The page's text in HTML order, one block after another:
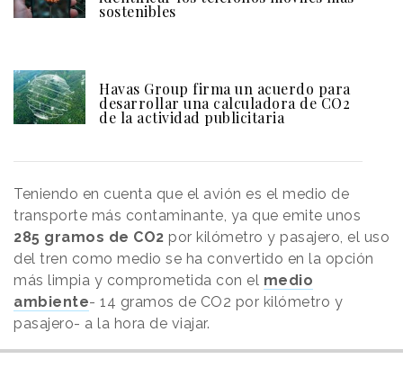
sostenibles
Havas Group firma un acuerdo para
desarrollar una calculadora de CO2
de la actividad publicitaria
Teniendo en cuenta que el avión es el medio de
transporte más contaminante, ya que emite unos
285 gramos de CO2 por kilómetro y pasajero, el uso
del tren como medio se ha convertido en la opción
más limpia y comprometida con el medio
ambiente- 14 gramos de CO2 por kilómetro y
pasajero- a la hora de viajar.